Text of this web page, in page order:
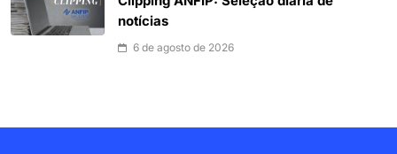
notícias
6 de agosto de 2026